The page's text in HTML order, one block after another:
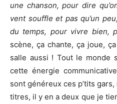
une chanson, pour dire
vent souffle et pas qu’un
du temps, pour vivre bien,
scène, ça chante, ça joue,
salle aussi ! Tout le monde
cette énergie
sont généreux ces p’tits
titres, il y en a deux que je